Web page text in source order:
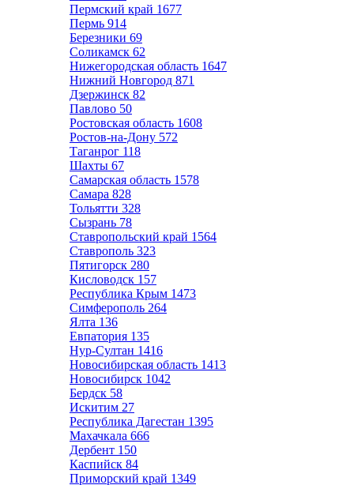
Пермский край 1677
Пермь 914
Березники 69
Соликамск 62
Нижегородская область 1647
Нижний Новгород 871
Дзержинск 82
Павлово 50
Ростовская область 1608
Ростов-на-Дону 572
Таганрог 118
Шахты 67
Самарская область 1578
Самара 828
Тольятти 328
Сызрань 78
Ставропольский край 1564
Ставрополь 323
Пятигорск 280
Кисловодск 157
Республика Крым 1473
Симферополь 264
Ялта 136
Евпатория 135
Нур-Султан 1416
Новосибирская область 1413
Новосибирск 1042
Бердск 58
Искитим 27
Республика Дагестан 1395
Махачкала 666
Дербент 150
Каспийск 84
Приморский край 1349